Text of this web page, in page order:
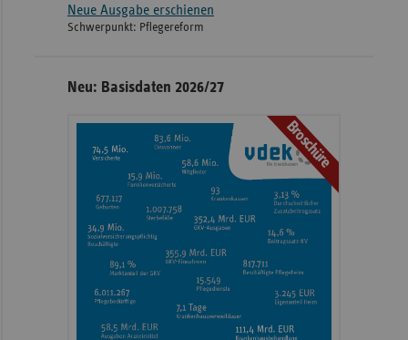
Neue Ausgabe erschienen
Schwerpunkt: Pflegereform
Neu: Basisdaten 2026/27
Broschüre